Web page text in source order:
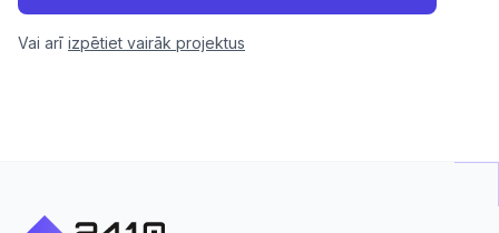
Vai arī izpētiet vairāk projektus